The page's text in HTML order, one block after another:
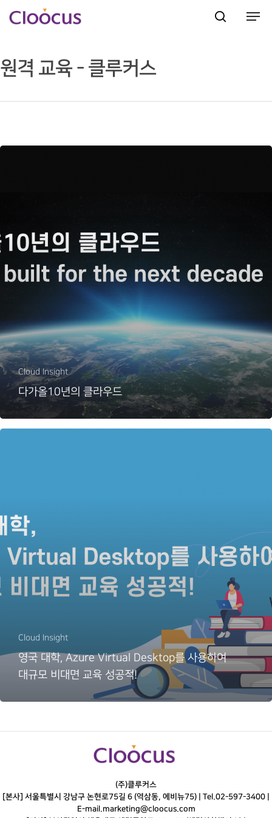
Hit enter to search or ESC to close
원격 교육 - 클루커스
Cloud Insight
다가올10년의 클라우드
Cloud Insight
영국 대학, Azure Virtual Desktop를 사용하여
대규모 비대면 교육 성공적!
(주)클루커스
[본사] 서울특별시 강남구 논현로75길 6 (역삼동, 에비뉴75) | Tel.02-597-3400
E-mail. marketing@cloocus.com